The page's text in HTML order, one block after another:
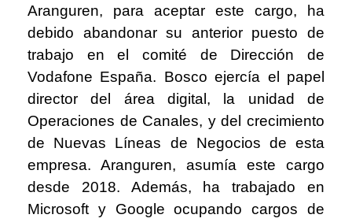
Aranguren, para aceptar este cargo, ha
debido abandonar su anterior puesto de
trabajo en el comité de Dirección de
Vodafone España. Bosco ejercía el papel
director del área digital, la unidad de
Operaciones de Canales, y del crecimiento
de Nuevas Líneas de Negocios de esta
empresa. Aranguren, asumía este cargo
desde 2018. Además, ha trabajado en
Microsoft y Google ocupando cargos de